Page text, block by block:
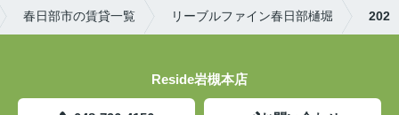
春日部市の賃貸一覧 リーブルファイン春日部樋堀 202
Reside岩槻本店